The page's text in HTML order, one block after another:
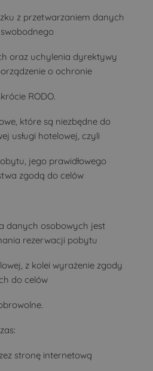
z przetwarzaniem danych
oraz uchylenia dyrektywy
o ochronie
RODO.
które są niezbędne do
usługi hotelowej, czyli
jego prawidłowego
zgodą do celów
danych osobowych jest
rezerwacji pobytu
z kolei wyrażenie zgody
do celów
stronę internetową